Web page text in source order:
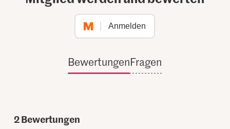
Anmelden
BewertungenFragen
2Bewertungen